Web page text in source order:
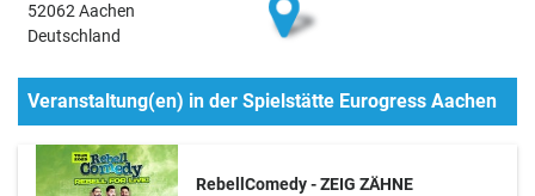
52062 Aachen
Deutschland
Veranstaltung(en) in der Spielstätte Eurogress Aachen
RebellComedy - ZEIG ZÄHNE